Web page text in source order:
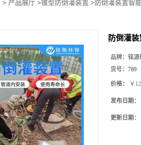
> 产品展厅 >锥型防倒灌装置 >防倒灌装置智
防倒灌
品牌： 铭源
货号： 789
价格： ￥
发布日期：
更新日期：